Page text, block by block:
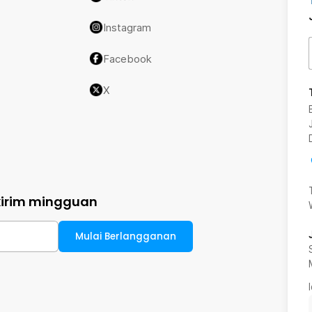
Instagram
Facebook
X
mingguan
Mulai Berlangganan